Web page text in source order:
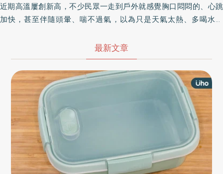
近期高溫屢創新高，不少民眾一走到戶外就感覺胸口悶悶的、心跳
加快，甚至伴隨頭暈、喘不過氣，以為只是天氣太熱、多喝水就
師提醒，炎熱天氣不僅容易中暑，也可能誘發胸悶、心悸等不適，
尤其是高血壓患者、心血管疾病患者、長者，以及長時間待在戶外
工作的族群，更應提高警覺。 炎熱天氣為何容易胸悶、心悸？ 陳欣
如中醫師表示，當外界溫度持續升高，人體...
最新文章